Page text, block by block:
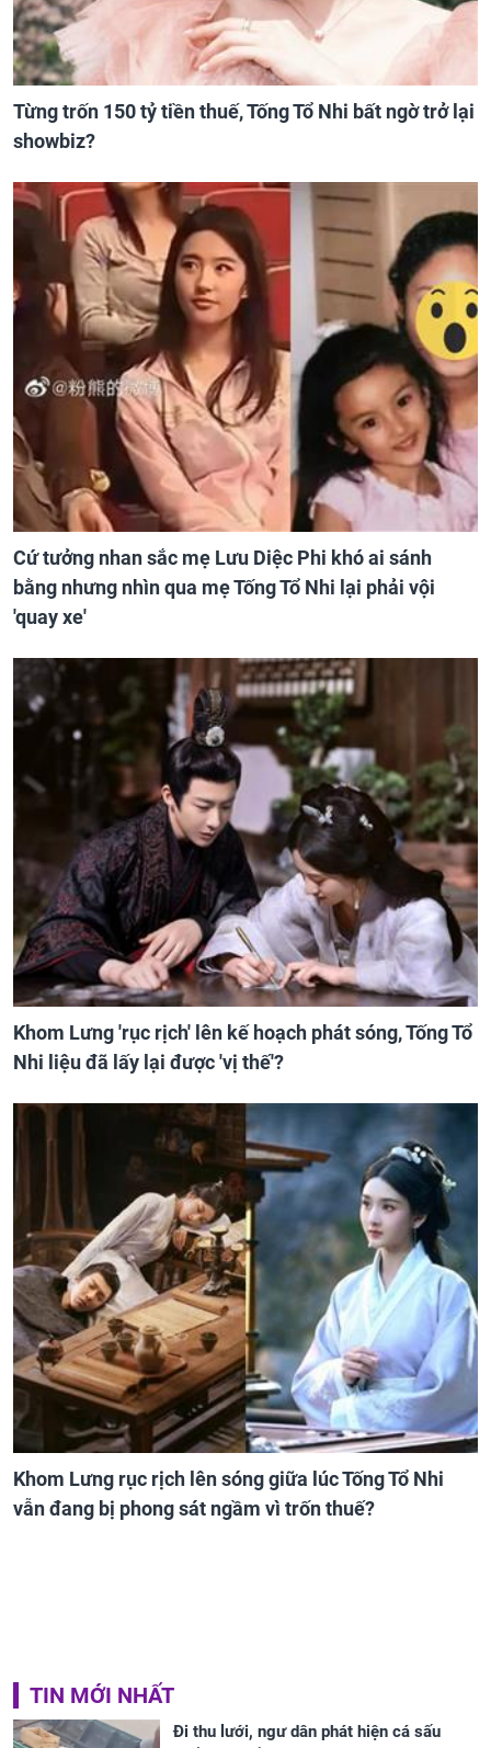
Từng trốn 150 tỷ tiền thuế, Tống Tổ Nhi bất ngờ trở lại
showbiz?
Cứ tưởng nhan sắc mẹ Lưu Diệc Phi khó ai sánh
bằng nhưng nhìn qua mẹ Tống Tổ Nhi lại phải vội
'quay xe'
Khom Lưng 'rục rịch' lên kế hoạch phát sóng, Tống Tổ
Nhi liệu đã lấy lại được 'vị thế'?
Khom Lưng rục rịch lên sóng giữa lúc Tống Tổ Nhi
vẫn đang bị phong sát ngầm vì trốn thuế?
TIN MỚI NHẤT
Đi thu lưới, ngư dân phát hiện cá sấu